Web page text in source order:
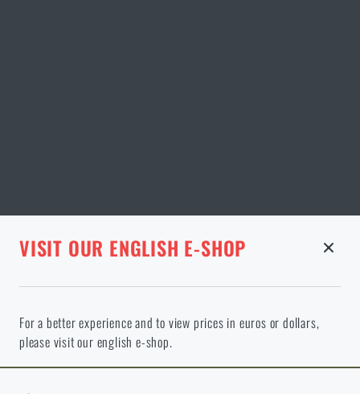
STRÁNKA V DANÉM JAZYCE NEEXISTUJE
Ve vámi vybraném jazyce stránka neexistuje. Můžete tedy zůstat
zde, nebo přejít na hlavní stránku cílového jazyka. Jakou možnost
si vyberete?
ODEJÍT
VISIT OUR ENGLISH E-SHOP
For a better experience and to view prices in euros or dollars,
please visit our english e-shop.